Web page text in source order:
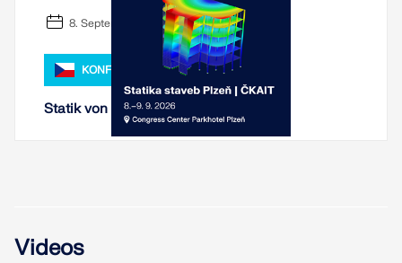
8. September 2026 - 9. September 2026
KONFERENZ
Statik von Bauten Pilsen 2026
Videos